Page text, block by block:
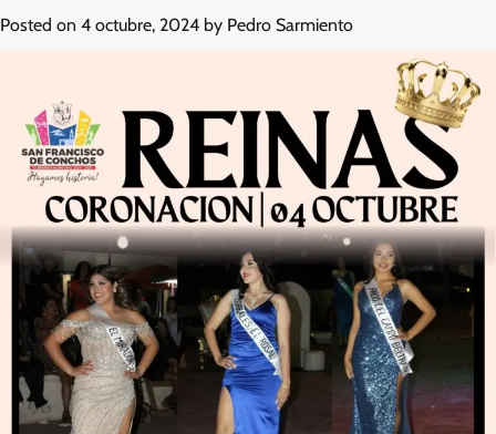
Posted on 4 octubre, 2024 by Pedro Sarmiento